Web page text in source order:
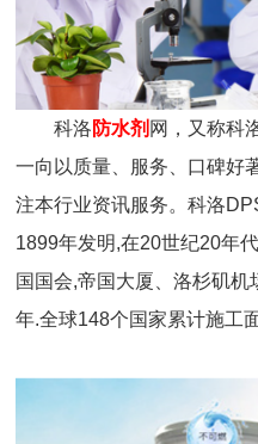
科洛 防水剂 网，又称科
一向以质量、服务、口碑好
注本行业资讯服务。科洛
1899年发明,在20世纪20年
国国会,帝国大厦、洛杉矶
年.全球148个国家累计施工